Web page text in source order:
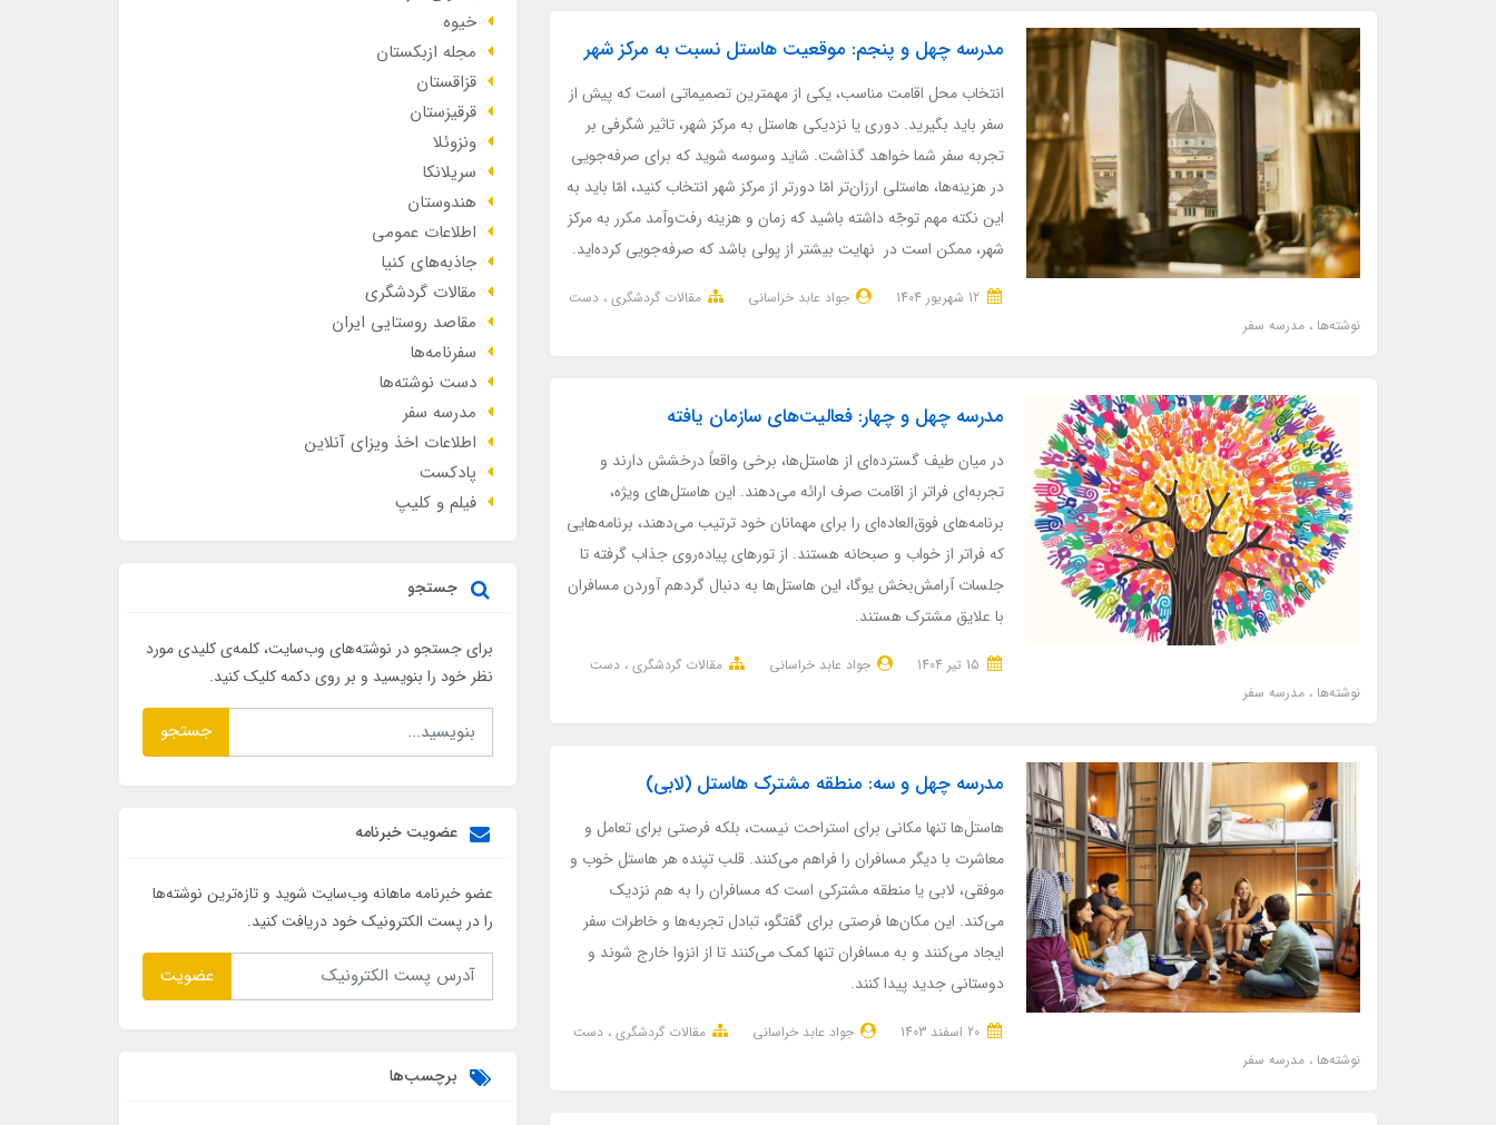
مدرسه چهل و پنجم: موقعیت هاستل نسبت به مرکز شهر
انتخاب محل اقامت مناسب، یکی از مهمترین تصمیماتی است که پیش از
سفر باید بگیرید. دوری یا نزدیکی هاستل به مرکز شهر، تاثیر شگرفی بر
تجربه سفر شما خواهد گذاشت. شاید وسوسه شوید که برای صرفه‌جویی
در هزینه‌ها، هاستلی ارزان‌تر امّا دورتر از مرکز شهر انتخاب کنید، امّا باید به
این نکته مهم توجّه داشته باشید که زمان و هزینه رفت‌وآمد مکرر به مرکز
شهر، ممکن است در نهایت بیشتر از پولی باشد که صرفه‌جویی کرده‌اید.
جواد عابد خراسانی مقالات گردشگری دست
نوشته‌ها
مدرسه سفر
مدرسه چهل و چهار: فعالیت‌های سازمان یافته
در میان طیف گسترده‌ای از هاستل‌ها، برخی واقعاً درخشش دارند و
تجربه‌ای فراتر از اقامت صرف ارائه می‌دهند. این هاستل‌های ویژه،
برنامه‌های فوق‌العاده‌ای را برای مهمانان خود ترتیب می‌دهند، برنامه‌هایی
که فراتر از خواب و صبحانه هستند. از تورهای پیاده‌روی جذاب گرفته تا
جلسات آرامش‌بخش یوگا، این هاستل‌ها به دنبال گردهم آوردن مسافران
با علایق مشترک هستند.
جواد عابد خراسانی مقالات گردشگری دست
نوشته‌ها
مدرسه سفر
مدرسه چهل و سه: منطقه مشترک هاستل (لابی)
هاستل‌ها تنها مکانی برای استراحت نیست، بلکه فرصتی برای تعامل و
معاشرت با دیگر مسافران را فراهم می‌کنند. قلب تپنده هر هاستل خوب و
موفقی، لابی یا منطقه مشترکی است که مسافران را به هم نزدیک
می‌کند. این مکان‌ها فرصتی برای گفتگو، تبادل تجربه‌ها و خاطرات سفر
ایجاد می‌کنند و به مسافران تنها کمک می‌کنند تا از انزوا خارج شوند و
دوستانی جدید پیدا کنند.
جواد عابد خراسانی مقالات گردشگری دست
نوشته‌ها
مدرسه سفر
خیوه
مجله ازبکستان
قزاقستان
قرقیزستان
ونزوئلا
سریلانکا
هندوستان
اطلاعات عمومی
جاذبه‌های کنیا
مقالات گردشگری
مقاصد روستایی ایران
سفرنامه‌ها
دست نوشته‌ها
مدرسه سفر
اطلاعات اخذ ویزای آنلاین
پادکست
فیلم و کلیپ
جستجو
برای جستجو در نوشته‌های وب‌سایت، کلمه‌ی کلیدی مورد
نظر خود را بنویسید و بر روی دکمه کلیک کنید.
جستجو
عضویت خبرنامه
عضو خبرنامه ماهانه وب‌سایت شوید و تازه‌ترین نوشته‌ها
را در پست الکترونیک خود دریافت کنید.
عضویت
برچسب‌ها